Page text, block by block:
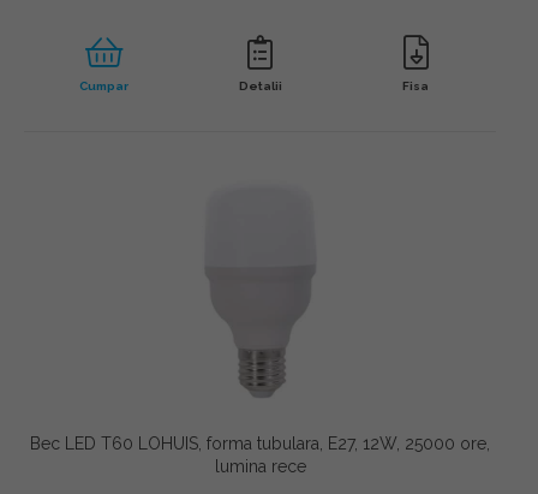
Cumpar Detalii Fisa
Bec LED T60 LOHUIS, forma tubulara, E27, 12W, 25000 ore,
lumina rece